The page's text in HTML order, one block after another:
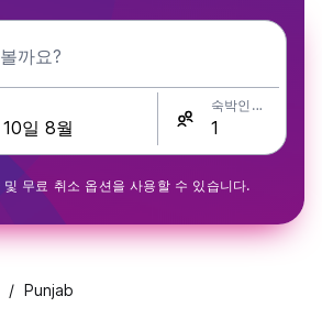
까요?
숙박인원
및 무료 취소 옵션을 사용할 수 있습니다.
Punjab